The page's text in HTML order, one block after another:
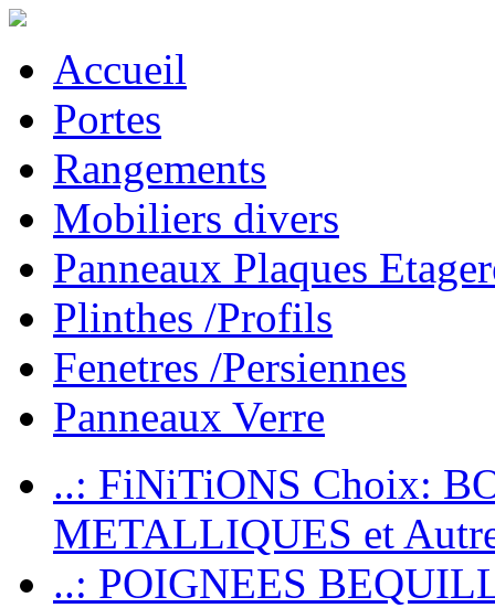
Accueil
Portes
Rangements
Mobiliers divers
Panneaux Plaques
Plinthes /Profils
Fenetres /Persiennes
Panneaux Verre
..: FiNiTiONS Choix:
METALLIQUES et
..: POIGNEES